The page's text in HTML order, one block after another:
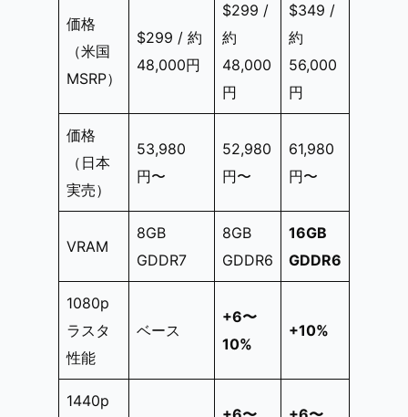
価格
（米国
MSRP）
$299 / 約
48,000円
$299 /
約
48,000
円
$349 /
約
56,000
円
価格
（日本
実売）
53,980
円〜
52,980
円〜
61,980
円〜
VRAM
8GB
GDDR7
8GB
GDDR6
16GB
GDDR6
1080p
ラスタ
性能
ベース
+6〜
10%
+10%
1440p